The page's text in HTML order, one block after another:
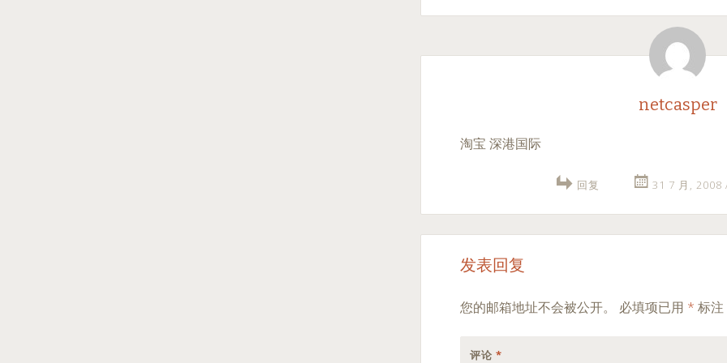
netcasper
淘宝 深港国际
回复 31 7 月, 2008
发表回复
您的邮箱地址不会被公开。 必填项已用 * 标注
评论*